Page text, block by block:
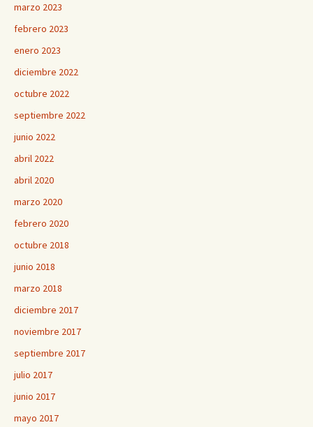
marzo 2023
febrero 2023
enero 2023
diciembre 2022
octubre 2022
septiembre 2022
junio 2022
abril 2022
abril 2020
marzo 2020
febrero 2020
octubre 2018
junio 2018
marzo 2018
diciembre 2017
noviembre 2017
septiembre 2017
julio 2017
junio 2017
mayo 2017